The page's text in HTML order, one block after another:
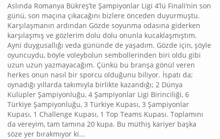
Aslında Romanya Bükreş’te Şampiyonlar Ligi 4’lü Finali’nin son
günü, son maçına çıkacağını bizlere önceden duyurmuştu.
Karşılaşmanın ardından Gözde soyunma odasına giderken
karşılaşmış ve gözlerim dolu dolu onunla kucaklaşmıştım.
Ayni duygusallığı veda gününde de yaşadım. Gözde için, şöyle
oyuncuydu, böyle voleybolun sembollerinden biri oldu gibi
uzun uzun yazmayacağım. Çünkü bu branşa gönül veren
herkes onun nasıl bir sporcu olduğunu biliyor. İspatı da;
oynadığı yıllarda takımıyla birlikte kazandığı; 2 Dünya
Kulüpler Şampiyonluğu, 4 Şampiyonlar Ligi Birinciliği, 6
Türkiye Şampiyonluğu, 3 Türkiye Kupası, 3 Şampiyonlar
Kupası, 1 Challenge Kupası, 1 Top Teams Kupası. Toplamını
da vereyim, tam tamına 20 kupa. Bu müthiş kariyer başka
söze yer bırakmıyor ki...